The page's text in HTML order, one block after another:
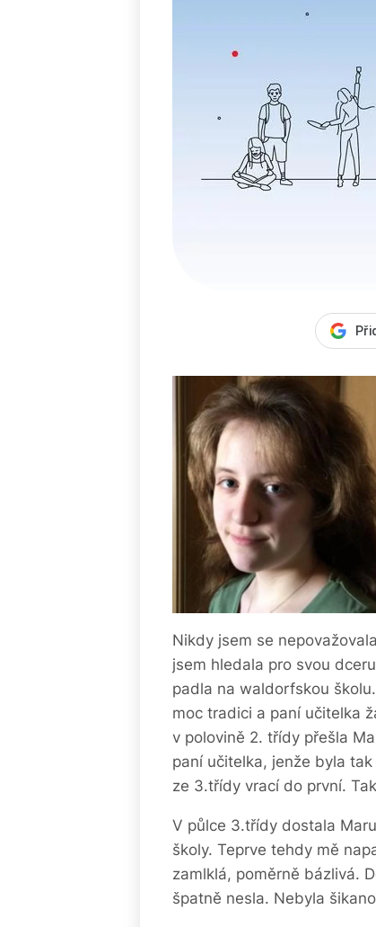
Nikdy jsem se
jsem hledala pro svou
padla na waldorfskou
moc tradici a paní učitelka
v polovině 2. třídy přešla
paní učitelka, jenže byla
ze 3.třídy vrací do první.
V půlce 3.třídy dostala
školy. Teprve tehdy mě
zamlklá, poměrně bázlivá.
špatně nesla. Nebyla